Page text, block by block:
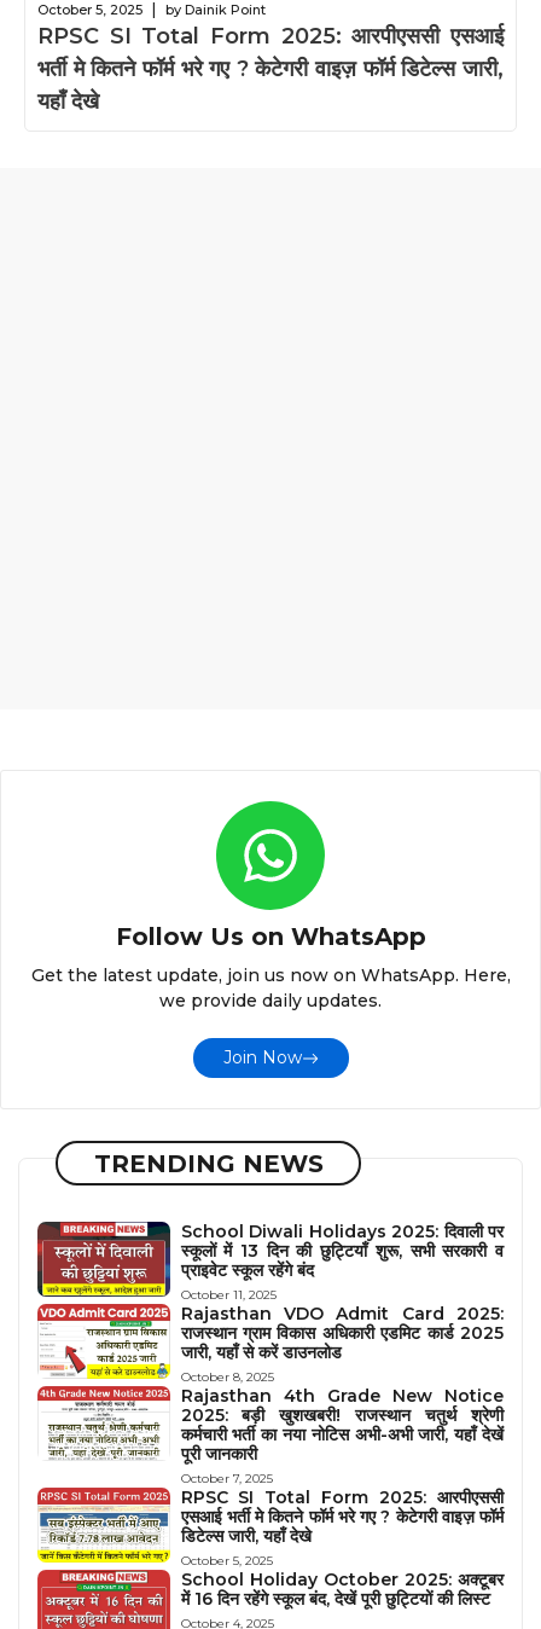
October 5, 2025 by Dainik Point
RPSC SI Total Form 2025: आरपीएससी एसआई
भर्ती मे कितने फॉर्म भरे गए ? केटेगरी वाइज़ फॉर्म डिटेल्स जारी,
यहाँ देखे
Follow Us on WhatsApp
Get the latest update, join us now on WhatsApp. Here,
we provide daily updates.
Join Now
TRENDING NEWS
School Diwali Holidays 2025: दिवाली पर
स्कूलों में 13 दिन की छुट्टियाँ शुरू, सभी सरकारी व
प्राइवेट स्कूल रहेंगे बंद
October 11, 2025
Rajasthan VDO Admit Card 2025:
राजस्थान ग्राम विकास अधिकारी एडमिट कार्ड 2025
जारी, यहाँ से करें डाउनलोड
October 8, 2025
Rajasthan 4th Grade New Notice
2025: बड़ी खुशखबरी! राजस्थान चतुर्थ श्रेणी
कर्मचारी भर्ती का नया नोटिस अभी-अभी जारी, यहाँ देखें
पूरी जानकारी
October 7, 2025
RPSC SI Total Form 2025: आरपीएससी
एसआई भर्ती मे कितने फॉर्म भरे गए ? केटेगरी वाइज़ फॉर्म
डिटेल्स जारी, यहाँ देखे
October 5, 2025
School Holiday October 2025: अक्टूबर
में 16 दिन रहेंगे स्कूल बंद, देखें पूरी छुट्टियों की लिस्ट
October 4, 2025